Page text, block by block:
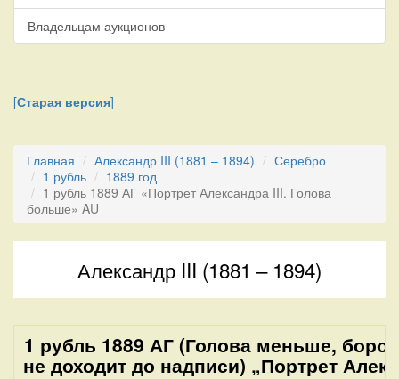
Владельцам аукционов
[Старая версия]
Главная Александр III (1881 – 1894)
Серебро
1 рубль
1889 год
1 рубль 1889 АГ «Портрет Александра III. Голова
больше» AU
Александр III (1881 – 1894)
1 рубль 1889 АГ (Голова меньше,
не доходит до надписи) „Портрет